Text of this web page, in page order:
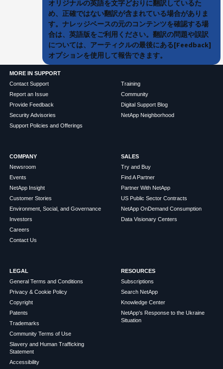
オリジナルの英語を文字どおりに翻訳しているた
め、正確ではない翻訳が含まれている場合がありま
す。ナレッジベースの元のコンテンツを確認する場
合は、英語版をご利用ください。翻訳の問題や誤訳
については、アーティクルの最後にある[Feedback]
オプションを使用して報告できます。
MORE IN SUPPORT
Contact Support
Report an Issue
Provide Feedback
Security Advisories
Support Policies and Offerings
Training
Community
Digital Support Blog
NetApp Neighborhood
COMPANY
Newsroom
Events
NetApp Insight
Customer Stories
Environment, Social, and Governance
Investors
Careers
Contact Us
SALES
Try and Buy
Find A Partner
Partner With NetApp
US Public Sector Contracts
NetApp OnDemand Consumption
Data Visionary Centers
LEGAL
General Terms and Conditions
Privacy & Cookie Policy
Copyright
Patents
Trademarks
Community Terms of Use
Slavery and Human Trafficking
Statement
Accessibility
RESOURCES
Subscriptions
Search NetApp
Knowledge Center
NetApp's Response to the Ukraine
Situation